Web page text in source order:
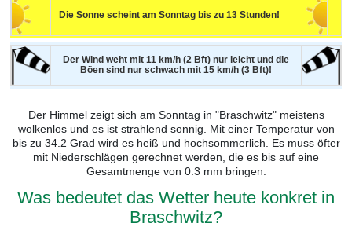
Die Sonne scheint am Sonntag bis zu 13 Stunden!
Der Wind weht mit 11 km/h (2 Bft) nur leicht und die
Böen sind nur schwach mit 15 km/h (3 Bft)!
Der Himmel zeigt sich am Sonntag in "Braschwitz" meistens
wolkenlos und es ist strahlend sonnig. Mit einer Temperatur von
bis zu 34.2 Grad wird es heiß und hochsommerlich. Es muss öfter
mit Niederschlägen gerechnet werden, die es bis auf eine
Gesamtmenge von 0.3 mm bringen.
Was bedeutet das Wetter heute konkret in
Braschwitz?